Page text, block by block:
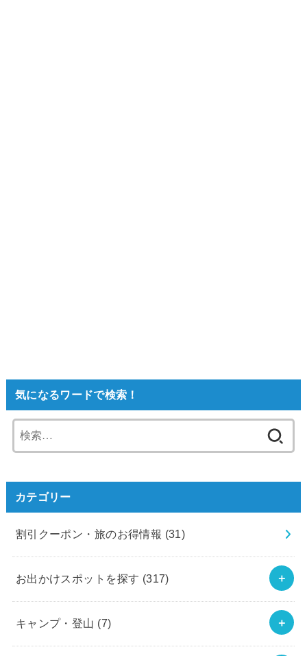
気になるワードで検索！
索:
カテゴリー
割引クーポン・旅のお得情報 (31)
お出かけスポットを探す (317)
キャンプ・登山 (7)